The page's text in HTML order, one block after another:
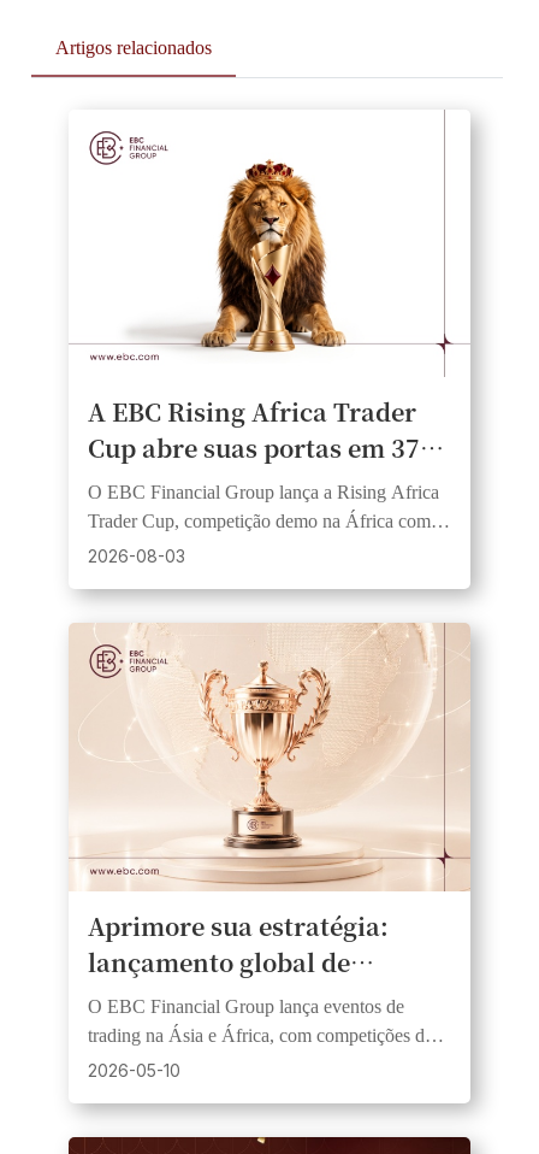
Artigos relacionados
A EBC Rising Africa Trader
Cup abre suas portas em 37
países africanos, oferecendo
aos traders igualdade de
oportunidades e a chance de
ganhar prêmios em dinheiro
O EBC Financial Group lança a Rising Africa
Trader Cup, competição demo na África com
USD 1.000 em prêmios, 20 vencedores e
2026-08-03
Aprimore sua estratégia:
lançamento global de
competições de trading com
grandes prêmios em
dinheiro.
O EBC Financial Group lança eventos de
trading na Ásia e África, com competições de
trading simuladas e ao vivo para traders de
2026-05-10